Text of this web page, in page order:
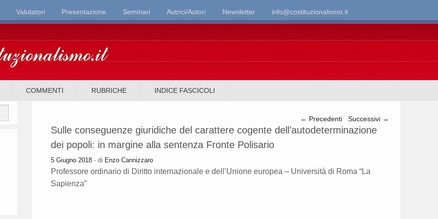
Valutatori Presentazione Seminari Autrici/Autori Newsletter info@costituzionalismo.it
COMMENTI RUBRICHE INDICE FASCICOLI
Navigazione articolo
← Precedenti Successivi →
Sulle conseguenze giuridiche del carattere cogente dell’autodeterminazione
dei popoli: in margine alla sentenza Fronte Polisario
5 Giugno 2018 - di Enzo Cannizzaro
Professore ordinario di Diritto internazionale e dell’Unione europea – Università di Roma “La
Sapienza”